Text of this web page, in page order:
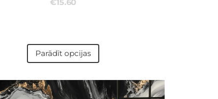
€15.60
Parādīt opcijas